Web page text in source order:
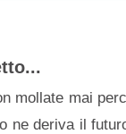
mollate mai
ne deriva il